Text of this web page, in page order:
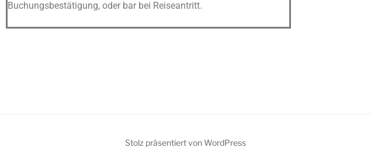
Buchungsbestätigung, oder bar bei Reiseantritt.
Stolz präsentiert von WordPress